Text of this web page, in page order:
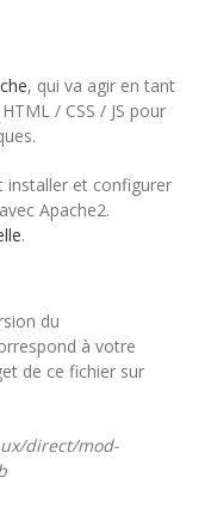
, qui va agir en tant
/ CSS / JS pour
installer et configurer
Apache2.
.
du
à votre
de ce fichier sur
direct/mod-